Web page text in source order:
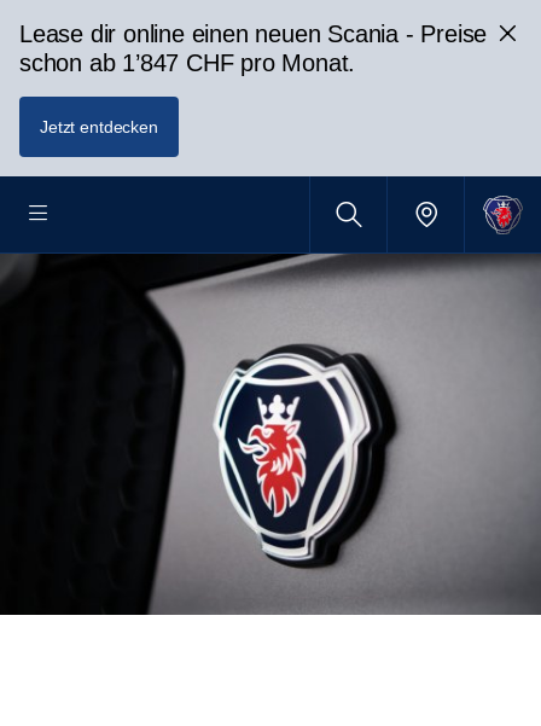
Lease dir online einen neuen Scania - Preise
schon ab 1’847 CHF pro Monat.
Jetzt entdecken